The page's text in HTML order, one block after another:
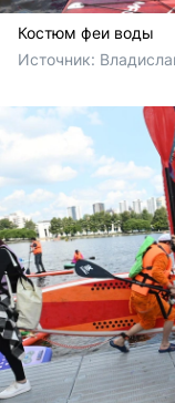
Костюм феи воды
Источник: